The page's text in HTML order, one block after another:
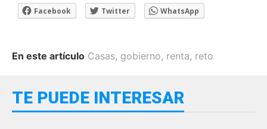
Facebook Twitter WhatsApp
En este artículo Casas, gobierno, renta, reto
TE PUEDE INTERESAR